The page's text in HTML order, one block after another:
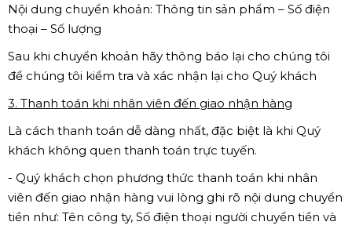
Nội dung chuyển khoản: Thông tin sản phẩm – Số điện
thoại – Số lượng
Sau khi chuyển khoản hãy thông báo lại cho chúng tôi
để chúng tôi kiểm tra và xác nhận lại cho Quý khách
3. Thanh toán khi nhân viên đến giao nhận hàng
Là cách thanh toán dễ dàng nhất, đặc biệt là khi Quý
khách không quen thanh toán trực tuyến.
- Quý khách chọn phương thức thanh toán khi nhân
viên đến giao nhận hàng vui lòng ghi rõ nội dung chuyển
tiền như: Tên công ty, Số điện thoại người chuyển tiền và